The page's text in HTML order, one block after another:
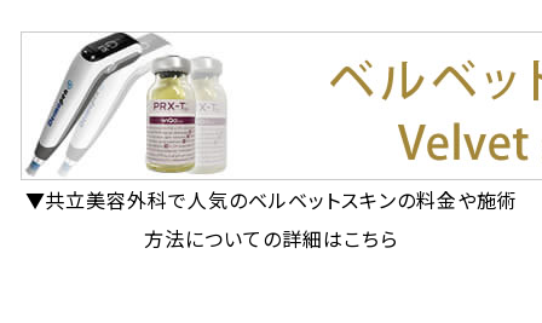
▼共立美容外科で人気のベルベットスキンの料金や施術
方法についての詳細はこちら